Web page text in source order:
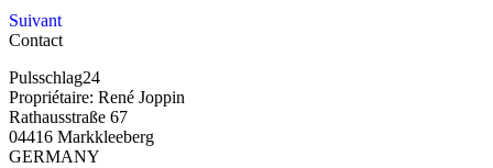
Suivant
Contact
Pulsschlag24
Propriétaire: René Joppin
Rathausstraße 67
04416 Markkleeberg
GERMANY